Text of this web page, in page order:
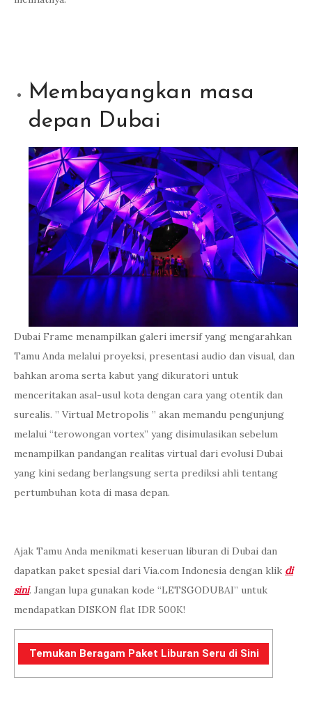
Membayangkan masa
depan Dubai
Dubai Frame menampilkan galeri imersif yang mengarahkan
Tamu Anda melalui proyeksi, presentasi audio dan visual, dan
bahkan aroma serta kabut yang dikuratori untuk
menceritakan asal-usul kota dengan cara yang otentik dan
surealis. ” Virtual Metropolis ” akan memandu pengunjung
melalui “terowongan vortex” yang disimulasikan sebelum
menampilkan pandangan realitas virtual dari evolusi Dubai
yang kini sedang berlangsung serta prediksi ahli tentang
pertumbuhan kota di masa depan.
Ajak Tamu Anda menikmati keseruan liburan di Dubai dan
dapatkan paket spesial dari Via.com Indonesia dengan klik di
sini. Jangan lupa gunakan kode “LETSGODUBAI” untuk
mendapatkan DISKON flat IDR 500K!
Temukan Beragam Paket Liburan Seru di Sini